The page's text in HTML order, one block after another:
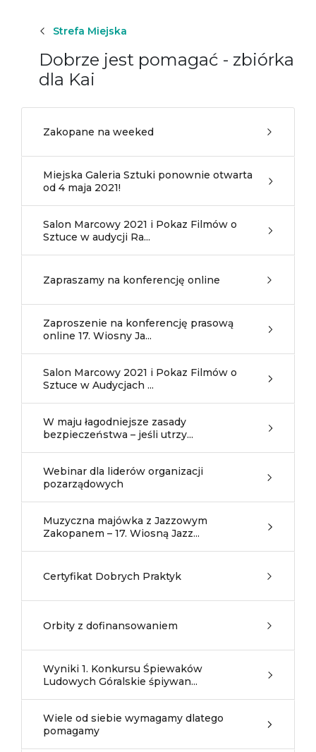
Strefa Miejska
Dobrze jest pomagać - zbiórka
dla Kai
Zakopane na weeked
Miejska Galeria Sztuki ponownie otwarta
od 4 maja 2021!
Salon Marcowy 2021 i Pokaz Filmów o
Sztuce w audycji Ra...
Zapraszamy na konferencję online
Zaproszenie na konferencję prasową
online 17. Wiosny Ja...
Salon Marcowy 2021 i Pokaz Filmów o
Sztuce w Audycjach ...
W maju łagodniejsze zasady
bezpieczeństwa – jeśli utrzy...
Webinar dla liderów organizacji
pozarządowych
Muzyczna majówka z Jazzowym
Zakopanem – 17. Wiosną Jazz...
Certyfikat Dobrych Praktyk
Orbity z dofinansowaniem
Wyniki 1. Konkursu Śpiewaków
Ludowych Góralskie śpiywan...
Wiele od siebie wymagamy dlatego
pomagamy